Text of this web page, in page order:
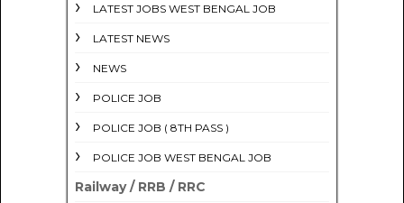
LATEST JOBS WEST BENGAL JOB
LATEST NEWS
NEWS
POLICE JOB
POLICE JOB ( 8TH PASS )
POLICE JOB WEST BENGAL JOB
Railway / RRB / RRC